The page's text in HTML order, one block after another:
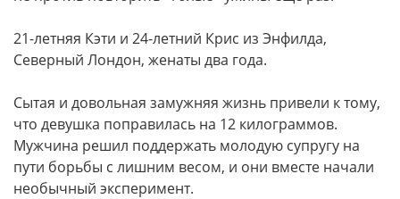
21-летняя Кэти и 24-летний Крис из Энфилда,
Северный Лондон, женаты два года.
Сытая и довольная замужняя жизнь привели к тому,
что девушка поправилась на 12 килограммов.
Мужчина решил поддержать молодую супругу на
пути борьбы с лишним весом, и они вместе начали
необычный эксперимент.